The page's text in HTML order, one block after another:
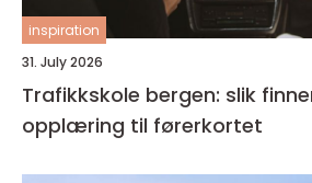
inspiration
31. July 2026
Trafikkskole bergen: slik
opplæring til førerkortet